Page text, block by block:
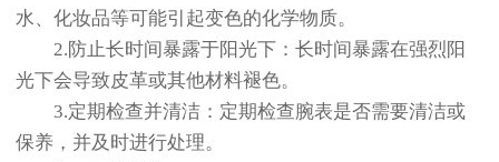
水、化妆品等可能引起变色的化学物质。
2.防止长时间暴露于阳光下：长时间暴露在强烈阳
光下会导致皮革或其他材料褪色。
3.定期检查并清洁：定期检查腕表是否需要清洁或
保养，并及时进行处理。